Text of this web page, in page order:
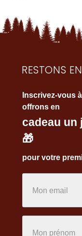
RESTONS
Inscrivez-vous
offrons en
cadeau un
🎁
pour votre